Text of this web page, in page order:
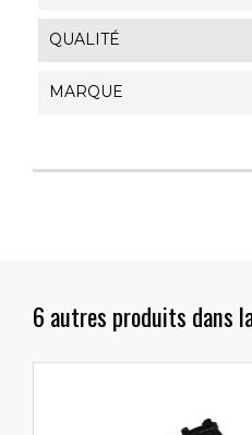
QUALITÉ
MARQUE
6 autres produits dans